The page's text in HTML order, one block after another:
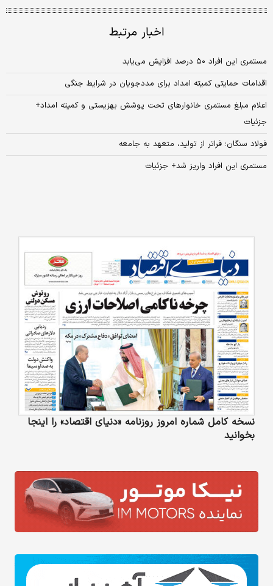
اخبار مرتبط
مستمری این افراد ۵۰ درصد افزایش می‌یابد
اقدامات حمایتی کمیته امداد برای مددجویان در شرایط جنگی
اعلام مبلغ مستمری خانوارهای تحت پوشش بهزیستی و کمیته امداد+
جزئیات
فولاد سنگان؛ فراتر از تولید، متعهد به جامعه
مستمری این افراد واریز شد+ جزئیات
نسخه کامل شماره امروز روزنامه «دنیای‌ اقتصاد» را اینجا
بخوانید